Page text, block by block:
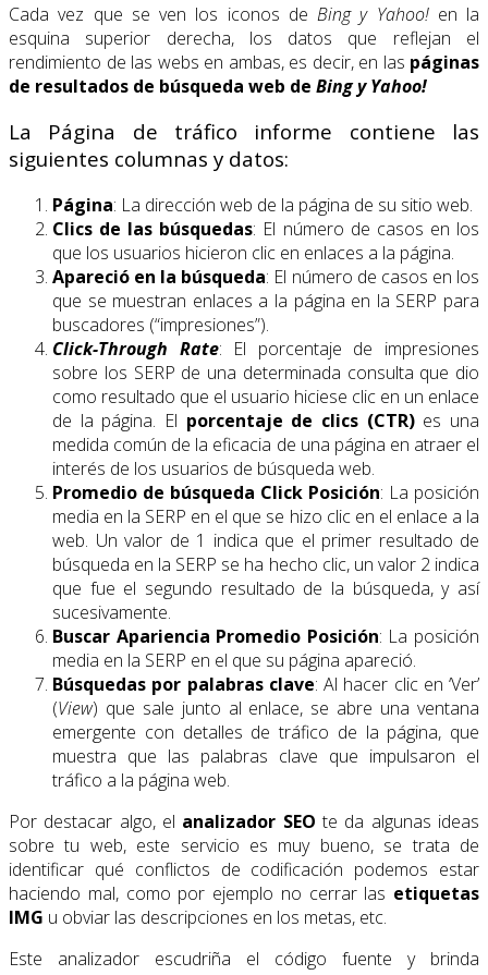
Cada vez que se ven los iconos de Bing y Yahoo!en la
esquina superior derecha, los datos que reflejan el
rendimiento de las webs en ambas, es decir, en las páginas
de resultados de búsqueda web de Bing y Yahoo!
La Página de tráfico informe contiene las
siguientes columnas y datos:
Página: La dirección web de la página de su sitio web.
Clics de las búsquedas: El número de casos en los
que los usuarios hicieron clic en enlaces a la página.
Apareció en la búsqueda: El número de casos en los
que se muestran enlaces a la página en la SERP para
buscadores (“impresiones”).
Click-Through Rate: El porcentaje de impresiones
sobre los SERP de una determinada consulta que dio
como resultado que el usuario hiciese clic en un enlace
de la página. El porcentaje de clics (CTR)es una
medida común de la eficacia de una página en atraer el
interés de los usuarios de búsqueda web.
Promedio de búsqueda Click Posición: La posición
media en la SERP en el que se hizo clic en el enlace a la
web. Un valor de 1 indica que el primer resultado de
búsqueda en la SERP se ha hecho clic, un valor 2 indica
que fue el segundo resultado de la búsqueda, y así
sucesivamente.
Buscar Apariencia Promedio Posición: La posición
media en la SERP en el que su página apareció.
Búsquedas por palabras clave: Al hacer clic en ‘Ver’
(View) que sale junto al enlace, se abre una ventana
emergente con detalles de tráfico de la página, que
muestra que las palabras clave que impulsaron el
tráfico a la página web.
Por destacar algo, el analizador SEO te da algunas ideas
sobre tu web, este servicio es muy bueno, se trata de
identificar qué conflictos de codificación podemos estar
haciendo mal, como por ejemplo no cerrar las etiquetas
IMG u obviar las descripciones en los metas, etc.
Este analizador escudriña el código fuente y brinda